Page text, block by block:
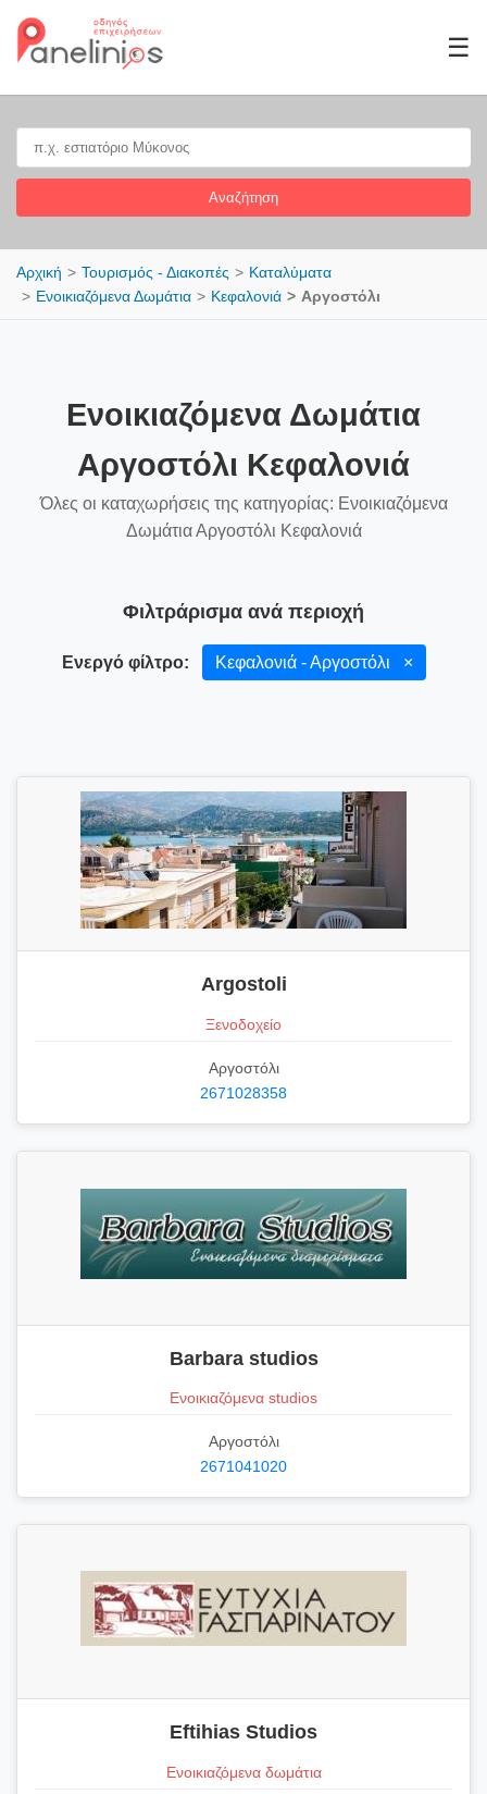
☰
Αναζήτηση
Αρχική Τουρισμός - Διακοπές
Καταλύματα
Ενοικιαζόμενα Δωμάτια
Κεφαλονιά Αργοστόλι
Ενοικιαζόμενα Δωμάτια
Αργοστόλι Κεφαλονιά
Όλες οι καταχωρήσεις της κατηγορίας: Ενοικιαζόμενα
Δωμάτια Αργοστόλι Κεφαλονιά
Φιλτράρισμα ανά περιοχή
Ενεργό φίλτρο: Κεφαλονιά - Αργοστόλι ×
Argostoli
Ξενοδοχείο
Αργοστόλι
2671028358
Barbara studios
Ενοικιαζόμενα studios
Αργοστόλι
2671041020
Eftihias Studios
Ενοικιαζόμενα δωμάτια